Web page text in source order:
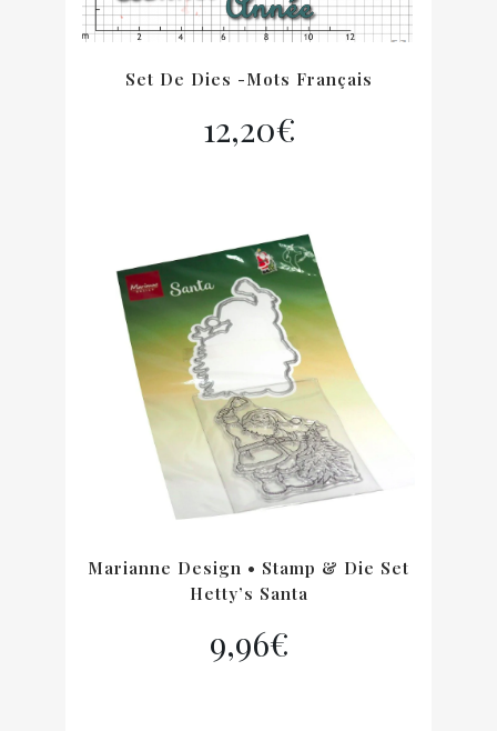
Set De Dies -mots Français
12,20€
Marianne Design • Stamp & Die Set
Hetty’s Santa
9,96€